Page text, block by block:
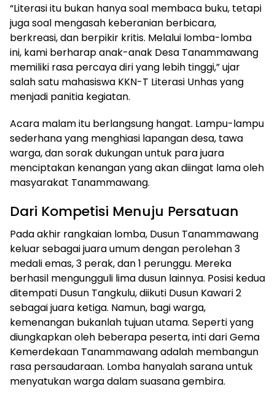
“Literasi itu bukan hanya soal membaca buku, tetapi
juga soal mengasah keberanian berbicara,
berkreasi, dan berpikir kritis. Melalui lomba-lomba
ini, kami berharap anak-anak Desa Tanammawang
memiliki rasa percaya diri yang lebih tinggi,” ujar
salah satu mahasiswa KKN-T Literasi Unhas yang
menjadi panitia kegiatan.
Acara malam itu berlangsung hangat. Lampu-lampu
sederhana yang menghiasi lapangan desa, tawa
warga, dan sorak dukungan untuk para juara
menciptakan kenangan yang akan diingat lama oleh
masyarakat Tanammawang.
Dari Kompetisi Menuju Persatuan
Pada akhir rangkaian lomba, Dusun Tanammawang
keluar sebagai juara umum dengan perolehan 3
medali emas, 3 perak, dan 1 perunggu. Mereka
berhasil mengungguli lima dusun lainnya. Posisi kedua
ditempati Dusun Tangkulu, diikuti Dusun Kawari 2
sebagai juara ketiga. Namun, bagi warga,
kemenangan bukanlah tujuan utama. Seperti yang
diungkapkan oleh beberapa peserta, inti dari Gema
Kemerdekaan Tanammawang adalah membangun
rasa persaudaraan. Lomba hanyalah sarana untuk
menyatukan warga dalam suasana gembira.